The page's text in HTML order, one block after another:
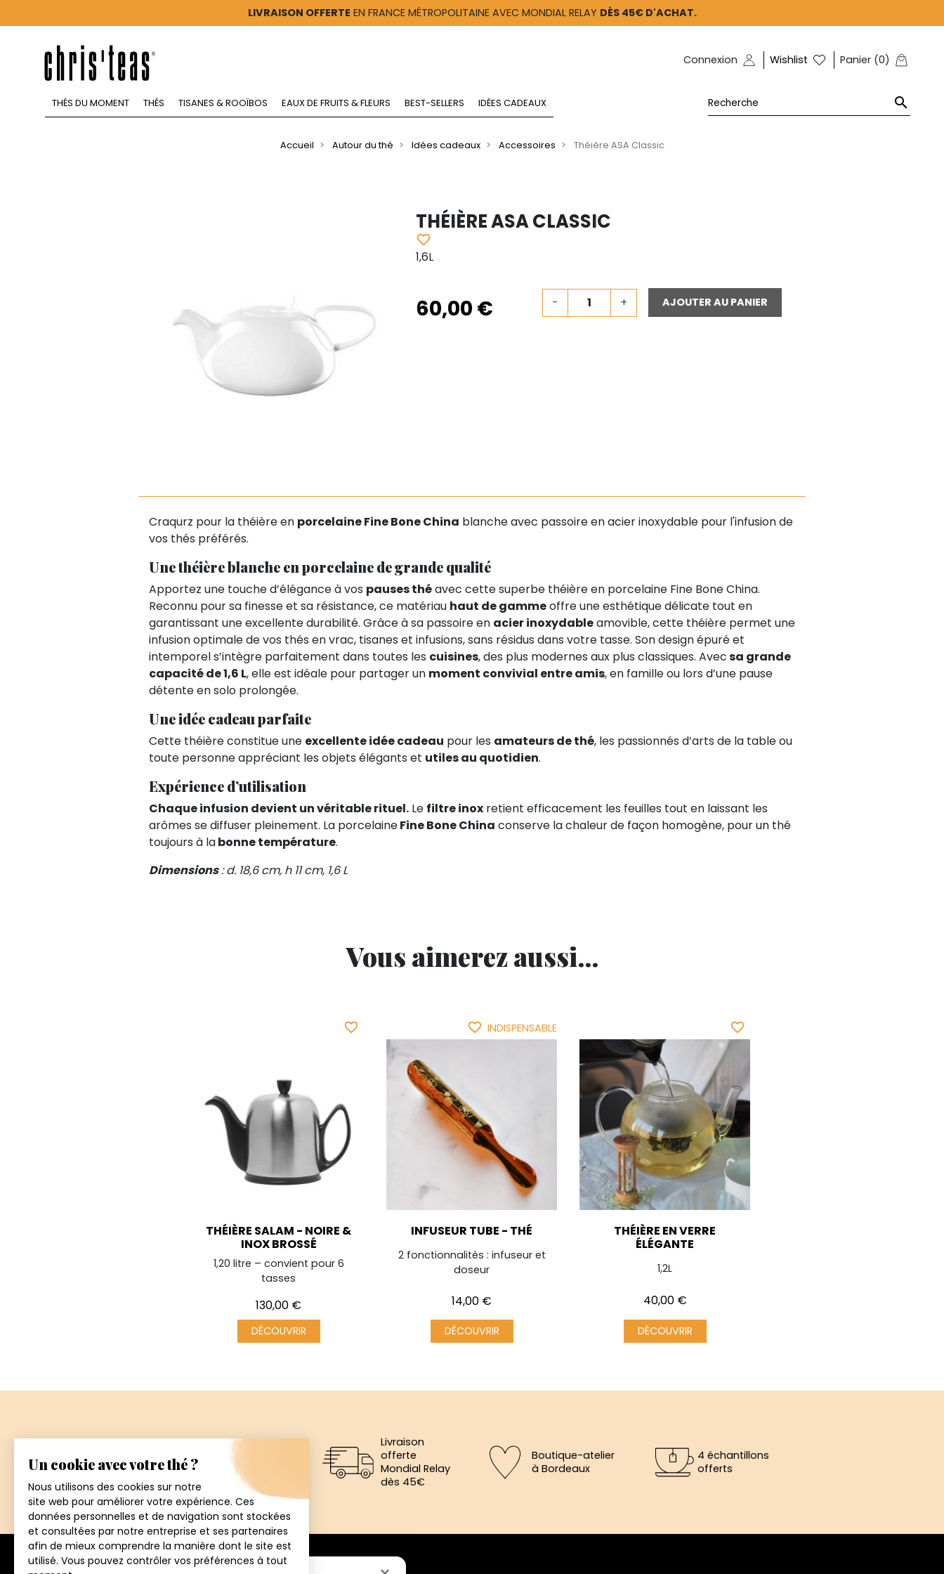
LIVRAISON OFFERTE EN FRANCE MÉTROPOLITAINE AVEC MONDIAL RELAY DÈS 45€ D'ACHAT.
Connexion Wishlist Panier (0)
THÉS DU MOMENT THÉS TISANES & ROOÏBOS EAUX DE FRUITS & FLEURS BEST-SELLERS IDÉES CADEAUX 
Accueil Autour du thé Idées cadeaux Accessoires Théière ASA Classic
THÉIÈRE ASA CLASSIC
favorite_border
1,6L
60,00 € - + AJOUTER AU PANIER
Craqurz pour la théière en porcelaine Fine Bone China blanche avec passoire en acier inoxydable pour l'infusion de
vos thés préférés.
Une théière blanche en porcelaine de grande qualité
Apportez une touche d’élégance à vos pauses théavec cette superbe théière en porcelaine Fine Bone China.
Reconnu pour sa finesse et sa résistance, ce matériau haut de gammeoffre une esthétique délicate tout en
garantissant une excellente durabilité. Grâce à sa passoire en acier inoxydableamovible, cette théière permet une
infusion optimale de vos thés en vrac, tisanes et infusions, sans résidus dans votre tasse. Son design épuré et
intemporel s’intègre parfaitement dans toutes les cuisines, des plus modernes aux plus classiques. Avecsa grande
capacité de 1,6 L, elle est idéale pour partager un moment convivial entre amis, en famille ou lors d’une pause
détente en solo prolongée.
Une idée cadeau parfaite
Cette théière constitue une excellente idée cadeau pour les amateurs de thé, les passionnés d’arts de la table ou
toute personne appréciant les objets élégants et utiles au quotidien.
Expérience d’utilisation
Chaque infusion devient un véritable rituel. Le filtre inox retient efficacement les feuilles tout en laissant les
arômes se diffuser pleinement. La porcelaineFine Bone China conserve la chaleur de façon homogène, pour un thé
toujours à labonne température.
Dimensions: d. 18,6 cm, h 11 cm, 1,6 L
Vous aimerez aussi...
favorite_border
THÉIÈRE SALAM - NOIRE &
INOX BROSSÉ
1,20 litre – convient pour 6
tasses
Prix
130,00 €
DÉCOUVRIR
favorite_border INDISPENSABLE
INFUSEUR TUBE - THÉ
2 fonctionnalités : infuseur et
doseur
Prix
14,00 €
DÉCOUVRIR
favorite_border
THÉIÈRE EN VERRE
ÉLÉGANTE
1,2L
Prix
40,00 €
DÉCOUVRIR
Paiement
sécurisé
Livraison
offerte
Mondial Relay
dès 45€
Boutique-atelier
à Bordeaux
4 échantillons
offerts